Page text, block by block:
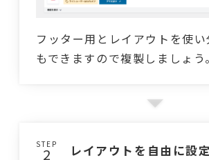
フッター用とレイアウトを使い
もできますので複製しましょう。
STEP レイアウトを自由に設